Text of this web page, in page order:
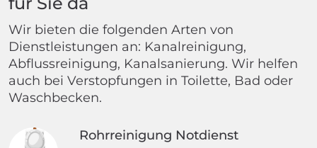
Wir bieten die folgenden Arten von
Dienstleistungen an: Kanalreinigung,
Abflussreinigung, Kanalsanierung. Wir helfen
auch bei Verstopfungen in Toilette, Bad oder
Waschbecken.
Rohrreinigung Notdienst